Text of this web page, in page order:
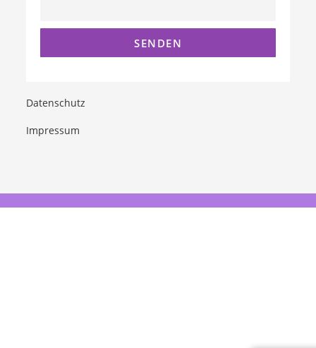
Datenschutz
Impressum